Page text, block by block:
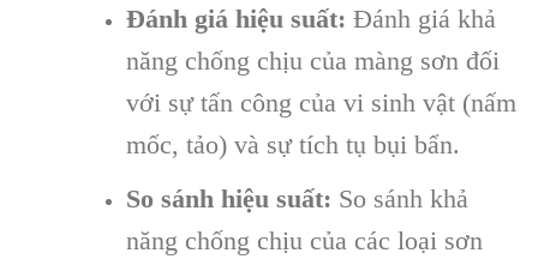
Đánh giá hiệu suất: Đánh giá khả
năng chống chịu của màng sơn đối
với sự tấn công của vi sinh vật (nấm
mốc, tảo) và sự tích tụ bụi bẩn.
So sánh hiệu suất: So sánh khả
năng chống chịu của các loại sơn